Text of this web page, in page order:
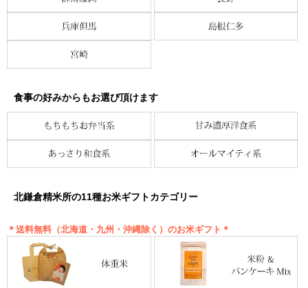
食事の好みからもお選び頂けます
北鎌倉精米所の11種お米ギフトカテゴリー
＊送料無料（北海道・九州・沖縄除く）のお米ギフト＊